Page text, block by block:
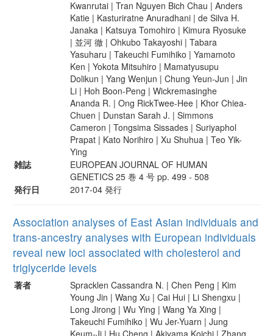
Kwanrutai | Tran Nguyen Bich Chau | Anders
Katie | Kasturiratne Anuradhani | de Silva H.
Janaka | Katsuya Tomohiro | Kimura Ryosuke
| 並河 徹 | Ohkubo Takayoshi | Tabara
Yasuharu | Takeuchi Fumihiko | Yamamoto
Ken | Yokota Mitsuhiro | Mamatyusupu
Dolikun | Yang Wenjun | Chung Yeun-Jun | Jin
Li | Hoh Boon-Peng | Wickremasinghe
Ananda R. | Ong RickTwee-Hee | Khor Chiea-
Chuen | Dunstan Sarah J. | Simmons
Cameron | Tongsima Sissades | Suriyaphol
Prapat | Kato Norihiro | Xu Shuhua | Teo Yik-
Ying
雑誌
EUROPEAN JOURNAL OF HUMAN
GENETICS 25 巻 4 号 pp. 499 - 508
発行日
2017-04 発行
Association analyses of East Asian individuals and
trans-ancestry analyses with European individuals
reveal new loci associated with cholesterol and
triglyceride levels
著者
Spracklen Cassandra N. | Chen Peng | Kim
Young Jin | Wang Xu | Cai Hui | Li Shengxu |
Long Jirong | Wu Ying | Wang Ya Xing |
Takeuchi Fumihiko | Wu Jer-Yuarn | Jung
Keum-Ji | Hu Cheng | Akiyama Koichi | Zhang